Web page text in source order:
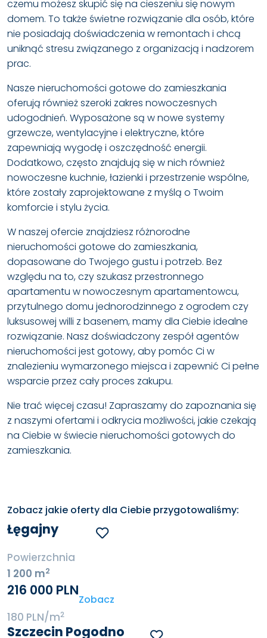
czemu możesz skupić się na cieszeniu się nowym
domem. To także świetne rozwiązanie dla osób, które
nie posiadają doświadczenia w remontach i chcą
uniknąć stresu związanego z organizacją i nadzorem
prac.
Nasze nieruchomości gotowe do zamieszkania
oferują również szeroki zakres nowoczesnych
udogodnień. Wyposażone są w nowe systemy
grzewcze, wentylacyjne i elektryczne, które
zapewniają wygodę i oszczędność energii.
Dodatkowo, często znajdują się w nich również
nowoczesne kuchnie, łazienki i przestrzenie wspólne,
które zostały zaprojektowane z myślą o Twoim
komforcie i stylu życia.
W naszej ofercie znajdziesz różnorodne
nieruchomości gotowe do zamieszkania,
dopasowane do Twojego gustu i potrzeb. Bez
względu na to, czy szukasz przestronnego
apartamentu w nowoczesnym apartamentowcu,
przytulnego domu jednorodzinnego z ogrodem czy
luksusowej willi z basenem, mamy dla Ciebie idealne
rozwiązanie. Nasz doświadczony zespół agentów
nieruchomości jest gotowy, aby pomóc Ci w
znalezieniu wymarzonego miejsca i zapewnić Ci pełne
wsparcie przez cały proces zakupu.
Nie trać więcej czasu! Zapraszamy do zapoznania się
z naszymi ofertami i odkrycia możliwości, jakie czekają
na Ciebie w świecie nieruchomości gotowych do
zamieszkania.
Zobacz jakie oferty dla Ciebie przygotowaliśmy:
Łęgajny
Powierzchnia
1 200 m2
216 000 PLN
180 PLN/m2
Zobacz
Szczecin Pogodno